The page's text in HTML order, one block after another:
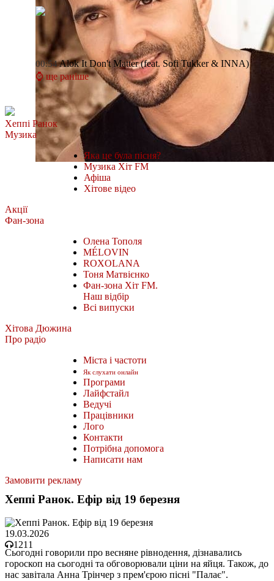
00:54Alok It Don't Matter (feat. Sofi Tukker & INNA)
⌚ ще раніше
Хеппі Ранок
Музика
Яка це була пісня?
Музика Хіт FM
Афіша
Хітове відео
Акції
Фан-зона
Олена Тополя
MÉLOVIN
ROXOLANA
Тоня Матвієнко
Фан-зона Хіт FM.
Наш відбір
Всі випуски
Хітова Дюжина
Про радіо
Міста і частоти
Як слухати онлайн
Програми
Лайфстайл
Ведучі
Працівники
Лого
Контакти
Потрібна допомога
Написати нам
Замовити рекламу
Хеппі Ранок. Ефір від 19 березня
19.03.2026
1211
Сьогодні говорили про весняне рівнодення, дізнавались
гороскоп на сьогодні та обговорювали ціни на яйця. Також, до
нас завітала Анна Трінчер з прем'єрою пісні "Палає".